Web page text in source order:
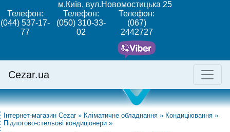
м.Київ, вул.Новомостицька 25
Телефон:
(044) 537-17-
77
Телефон:
(050) 310-33-
02
Телефон:
(067)
2442727
Cezar.ua
Інтернет-магазин Cezar » Кліматичне обладнання » Кондиціювання »
Підлогово-стельові кондиціонери »